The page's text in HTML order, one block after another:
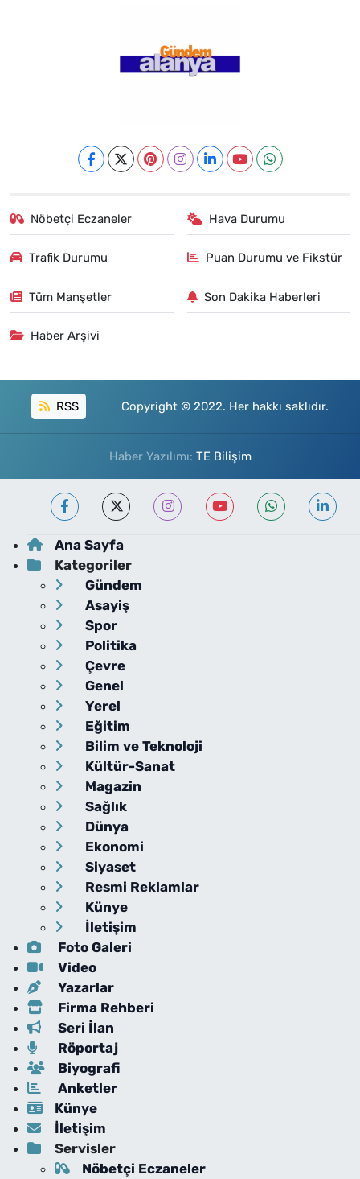
Nöbetçi Eczaneler Hava Durumu
Trafik Durumu Puan Durumu ve Fikstür
Tüm Manşetler Son Dakika Haberleri
Haber Arşivi
RSS Copyright © 2022. Her hakkı saklıdır.
Haber Yazılımı: TE Bilişim
Ana Sayfa
Kategoriler
Gündem
Asayiş
Spor
Politika
Çevre
Genel
Yerel
Eğitim
Bilim ve Teknoloji
Kültür-Sanat
Magazin
Sağlık
Dünya
Ekonomi
Siyaset
Resmi Reklamlar
Künye
İletişim
Foto Galeri
Video
Yazarlar
Firma Rehberi
Seri İlan
Röportaj
Biyografi
Anketler
Künye
İletişim
Servisler
Nöbetçi Eczaneler